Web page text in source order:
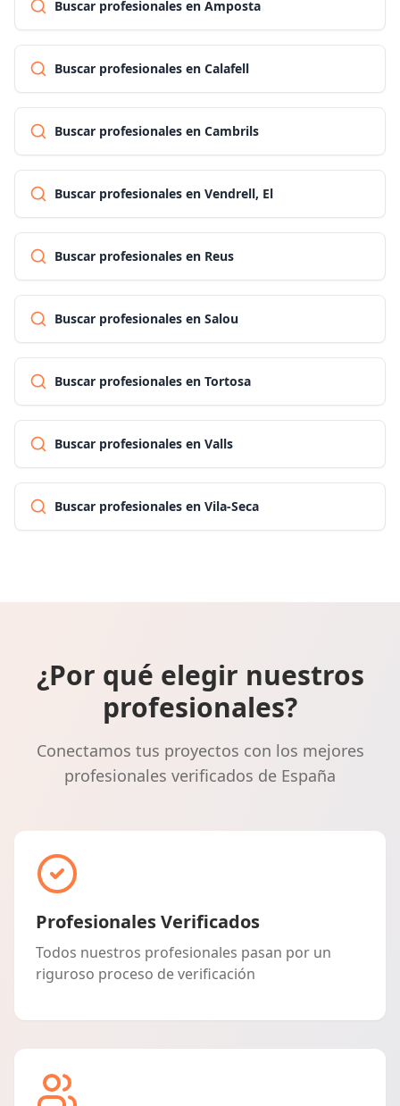
Buscar profesionales en Amposta
Buscar profesionales en Calafell
Buscar profesionales en Cambrils
Buscar profesionales en Vendrell, El
Buscar profesionales en Reus
Buscar profesionales en Salou
Buscar profesionales en Tortosa
Buscar profesionales en Valls
Buscar profesionales en Vila-Seca
¿Por qué elegir nuestros
profesionales?
Conectamos tus proyectos con los mejores
profesionales verificados de España
Profesionales Verificados
Todos nuestros profesionales pasan por un
riguroso proceso de verificación